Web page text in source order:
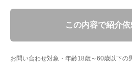
この内容で紹介
お問い合わせ対象・年齢18歳～60歳以下の